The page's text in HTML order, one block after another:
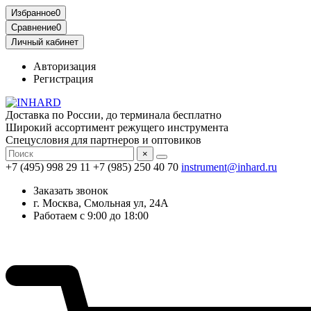
Избранное0
Сравнение0
Личный кабинет
Авторизация
Регистрация
Доставка по России, до терминала бесплатно
Широкий ассортимент режущего инструмента
Спецусловия для партнеров и оптовиков
×
+7 (495) 998 29 11 +7 (985) 250 40 70 instrument@inhard.ru
Заказать звонок
г. Москва, Смольная ул, 24А
Работаем с 9:00 до 18:00